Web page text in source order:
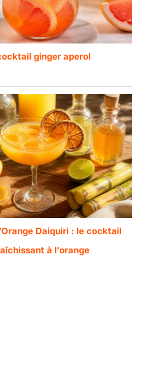
ginger aperol
Daiquiri : le cocktail
à l’orange